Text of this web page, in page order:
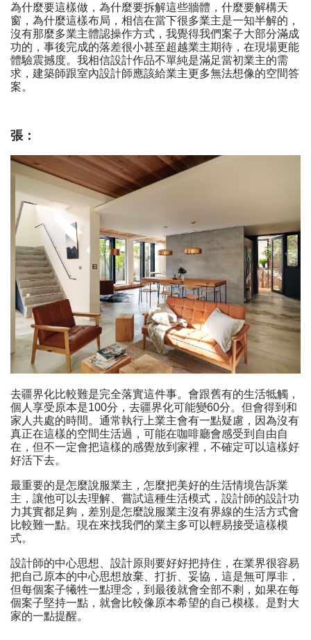
為什麼要這樣做，為什麼要拆解這些牆體，什麼要解構天
窗，為什麼這樣布局，相信在當下很多業主是一知半解的，
沒有那麼多業主體認操作方式，我覺得我們案子大部分滿成
功的，事後完成的落差很小甚至超越業主期待，在現場更能
體驗震撼度。我相信設計作品不單純是滿足當初業主的需
求，建築師跟室內設計師應該給業主更多無法想像的空間答
案。
張：
去疆界化比較難是完全落實這件事。會跟舊有的生活牴觸，
個人享受原本是100分，去疆界化可能變60分。但會得到和
家人共處的時間。通常執行上業主會有一點疑慮，因為沒有
真正在這樣的空間生活過，可能在咖啡廳會感受到自由自
在，但不一定會把這樣的感覺放到家裡，不確定可以這樣好
好活下去。
最重要的是怎麼說服業主，怎麼把美好的生活情境告訴業
主，讓他可以去理解、嘗試這種生活模式，設計師的設計功
力其實都足夠，差別是怎麼說服業主沒有界線的生活方式會
比較難一點。現在來找我們的業主多可以輕易接受這樣模
式。
設計師的中心思想、設計原則要好好把持住，在業界很容易
把自己原本的中心思想放棄、打折、妥協，這是無可厚非，
但每個案子犧牲一點理念，到最後就會全部不剩，如果在每
個案子堅持一點，就會比較像原本希望的自己模樣。是對大
家的一點提醒。